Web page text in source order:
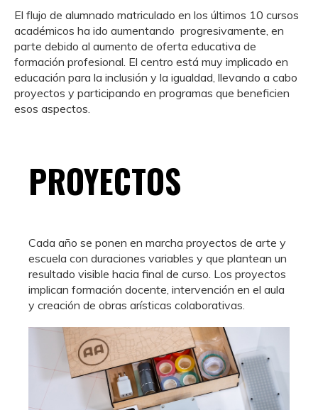
El flujo de alumnado matriculado en los últimos 10 cursos
académicos ha ido aumentando progresivamente, en
parte debido al aumento de oferta educativa de
formación profesional. El centro está muy implicado en
educación para la inclusión y la igualdad, llevando a cabo
proyectos y participando en programas que beneficien
esos aspectos.
PROYECTOS
Cada año se ponen en marcha proyectos de arte y
escuela con duraciones variables y que plantean un
resultado visible hacia final de curso. Los proyectos
implican formación docente, intervención en el aula
y creación de obras arísticas colaborativas.